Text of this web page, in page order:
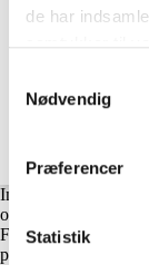
de har
Nødvendig
Præferencer
Statistik
Innohow anvender
om vores ydelser.
For at læse mere om
privatpolitik.